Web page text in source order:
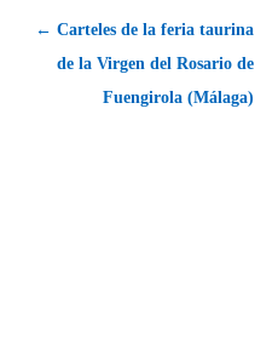
← Carteles de la feria taurina
de la Virgen del Rosario de
Fuengirola (Málaga)